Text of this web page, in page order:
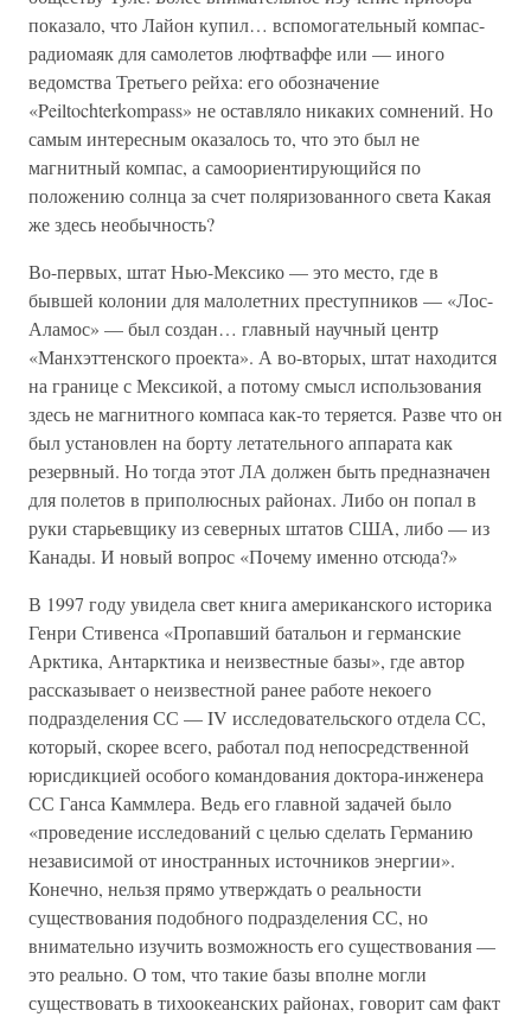
показало, что Лайон купил… вспомогательный компас-
радиомаяк для самолетов люфтваффе или — иного
ведомства Третьего рейха: его обозначение
«Peiltochterkompass» не оставляло никаких сомнений. Но
самым интересным оказалось то, что это был не
магнитный компас, а самоориентирующийся по
положению солнца за счет поляризованного света Какая
же здесь необычность?
Во-первых, штат Нью-Мексико — это место, где в
бывшей колонии для малолетних преступников — «Лос-
Аламос» — был создан… главный научный центр
«Манхэттенского проекта». А во-вторых, штат находится
на границе с Мексикой, а потому смысл использования
здесь не магнитного компаса как-то теряется. Разве что он
был установлен на борту летательного аппарата как
резервный. Но тогда этот ЛА должен быть предназначен
для полетов в приполюсных районах. Либо он попал в
руки старьевщику из северных штатов США, либо — из
Канады. И новый вопрос «Почему именно отсюда?»
В 1997 году увидела свет книга американского историка
Генри Стивенса «Пропавший батальон и германские
Арктика, Антарктика и неизвестные базы», где автор
рассказывает о неизвестной ранее работе некоего
подразделения СС — IV исследовательского отдела СС,
который, скорее всего, работал под непосредственной
юрисдикцией особого командования доктора-инженера
СС Ганса Каммлера. Ведь его главной задачей было
«проведение исследований с целью сделать Германию
независимой от иностранных источников энергии».
Конечно, нельзя прямо утверждать о реальности
существования подобного подразделения СС, но
внимательно изучить возможность его существования —
это реально. О том, что такие базы вполне могли
существовать в тихоокеанских районах, говорит сам факт